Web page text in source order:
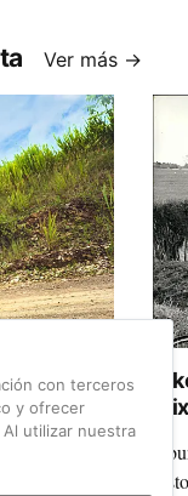
Ver más →
gravel
con terceros
y ofrecer
utilizar nuestra